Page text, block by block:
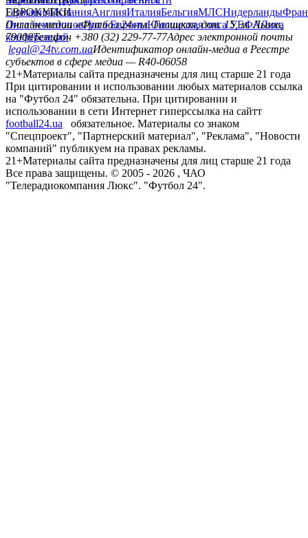
ГерманияИспанияАнглияИталияБельгияМЛСНидерланды
ЕВРОКУБКИ
Лига чемпионовЛига ЕвропыЮношеская лига УЕФАЛига
конференций
Онлайн-медиа «Футбол 24»пл. Галицкая, дом. 15, м. Львов,
79008Телефон +380 (32) 229-77-77Адрес электронной почты
legal@24tv.com.uaИдентификатор онлайн-медиа в Реестре
субъектов в сфере медиа — R40-06058
21+Материалы сайта предназначены для лиц старше 21 года
При цитировании и использовании любых материалов ссылка
на "Футбол 24" обязательна. При цитировании и
использовании в сети Интернет гиперссылка на сайтт
football24.ua
обязательное. Материалы со знаком
"Спецпроект", "Партнерский материал", "Реклама", "Новости
компаний" публикуем на правах рекламы.
21+Материалы сайта предназначены для лиц старше 21 года
Все права защищены. © 2005 - 2026 , ЧАО
"Телерадиокомпания Люкс". "Футбол 24".